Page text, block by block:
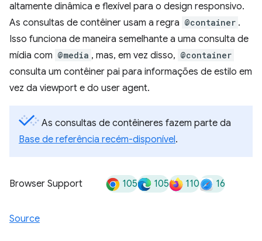
altamente dinâmica e flexível para o design responsivo.
As consultas de contêiner usam a regra @container .
Isso funciona de maneira semelhante a uma consulta de
mídia com @media , mas, em vez disso, @container
consulta um contêiner pai para informações de estilo em
vez da viewport e do user agent.
As consultas de contêineres fazem parte da
Base de referência recém-disponível.
Browser Support 105 105 110 16
Source